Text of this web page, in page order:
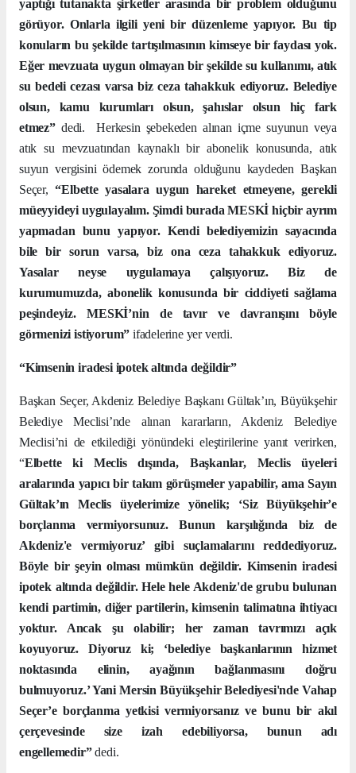
yaptığı tutanakta şirketler arasında bir problem olduğunu
görüyor. Onlarla ilgili yeni bir düzenleme yapıyor. Bu tip
konuların bu şekilde tartışılmasının kimseye bir faydası yok.
Eğer mevzuata uygun olmayan bir şekilde su kullanımı, atık
su bedeli cezası varsa biz ceza tahakkuk ediyoruz. Belediye
olsun, kamu kurumları olsun, şahıslar olsun hiç fark
etmez” dedi.
Herkesin şebekeden alınan içme suyunun veya
atık su mevzuatından kaynaklı bir abonelik konusunda, atık
suyun vergisini ödemek zorunda olduğunu kaydeden Başkan
Seçer, “Elbette yasalara uygun hareket etmeyene, gerekli
müeyyideyi uygulayalım. Şimdi burada MESKİ hiçbir ayrım
yapmadan bunu yapıyor. Kendi belediyemizin sayacında
bile bir sorun varsa, biz ona ceza tahakkuk ediyoruz.
Yasalar neyse uygulamaya çalışıyoruz. Biz de
kurumumuzda, abonelik konusunda bir ciddiyeti sağlama
peşindeyiz. MESKİ’nin de tavır ve davranışını böyle
görmenizi istiyorum” ifadelerine yer verdi.
“Kimsenin iradesi ipotek altında değildir”
Başkan Seçer, Akdeniz Belediye Başkanı Gültak’ın, Büyükşehir
Belediye Meclisi’nde alınan kararların, Akdeniz Belediye
Meclisi’ni de etkilediği yönündeki eleştirilerine yanıt verirken,
“Elbette ki Meclis dışında, Başkanlar, Meclis üyeleri
aralarında yapıcı bir takım görüşmeler yapabilir, ama Sayın
Gültak’ın Meclis üyelerimize yönelik; ‘Siz Büyükşehir’e
borçlanma vermiyorsunuz. Bunun karşılığında biz de
Akdeniz'e vermiyoruz’ gibi suçlamalarını reddediyoruz.
Böyle bir şeyin olması mümkün değildir. Kimsenin iradesi
ipotek altında değildir. Hele hele Akdeniz'de grubu bulunan
kendi partimin, diğer partilerin, kimsenin talimatına ihtiyacı
yoktur. Ancak şu olabilir; her zaman tavrımızı açık
koyuyoruz. Diyoruz ki; ‘belediye başkanlarının hizmet
noktasında elinin, ayağının bağlanmasını doğru
bulmuyoruz.’ Yani Mersin Büyükşehir Belediyesi'nde Vahap
Seçer’e borçlanma yetkisi vermiyorsanız ve bunu bir akıl
çerçevesinde size izah edebiliyorsa, bunun adı
engellemedir”dedi.